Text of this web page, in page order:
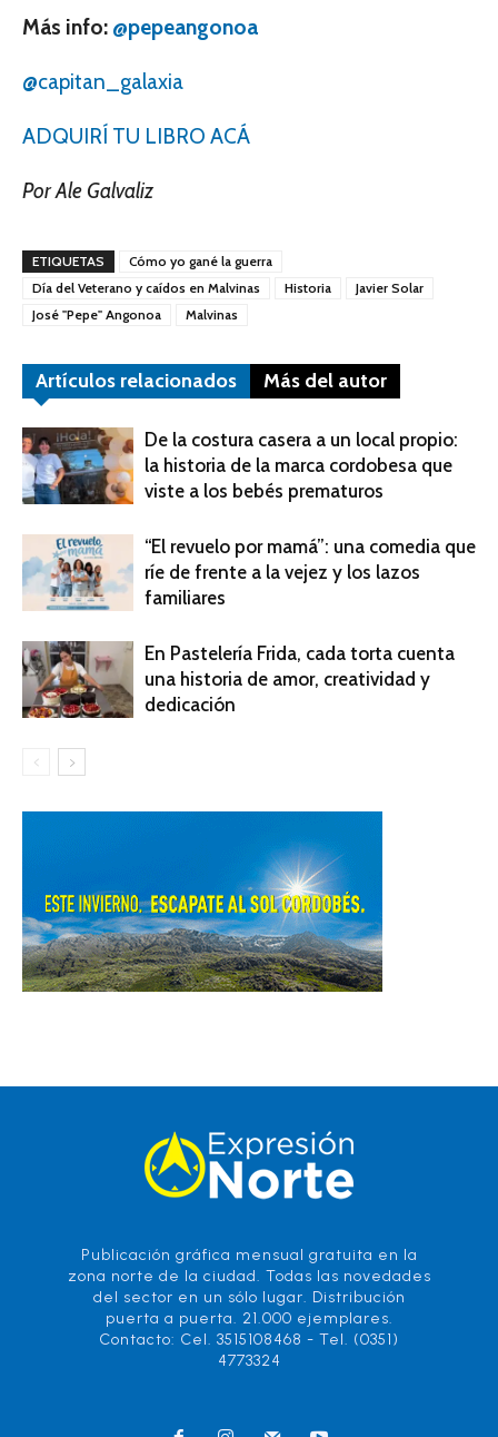
Más info: @pepeangonoa
@capitan_galaxia
ADQUIRÍ TU LIBRO ACÁ
Por Ale Galvaliz
ETIQUETAS
Cómo yo gané la guerra
Día del Veterano y caídos en Malvinas
Historia
Javier Solar
José "Pepe" Angonoa
Malvinas
Artículos relacionados Más del autor
De la costura casera a un local propio:
la historia de la marca cordobesa que
viste a los bebés prematuros
“El revuelo por mamá”: una comedia que
ríe de frente a la vejez y los lazos
familiares
En Pastelería Frida, cada torta cuenta
una historia de amor, creatividad y
dedicación
Publicación gráfica mensual gratuita en la
zona norte de la ciudad. Todas las novedades
del sector en un sólo lugar. Distribución
puerta a puerta. 21.000 ejemplares.
Contacto: Cel. 3515108468 - Tel. (0351)
4773324